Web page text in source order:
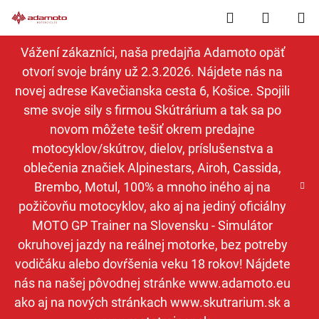
na
obsah
Vážení zákazníci, naša predajňa Adamoto opäť
otvorí svoje brány už 2.3.2026. Nájdete nás na
novej adrese Kavečianska cesta 6, Košice. Spojili
sme svoje sily s firmou Skútrárium a tak sa po
novom môžete tešiť okrem predajne
motocyklov/skútrov, dielov, príslušenstva a
oblečenia značiek Alpinestars, Airoh, Cassida,
Brembo, Motul, 100% a mnoho iného aj na
požičovňu motocyklov, ako aj na jediný oficiálny
MOTO GP Trainer na Slovensku - Simulátor
okruhovej jazdy na reálnej motorke, bez potreby
vodičáku alebo dovŕšenia veku 18 rokov! Nájdete
nás na našej pôvodnej stránke www.adamoto.eu
ako aj na nových stránkach www.skutrarium.sk a
Hľadať
KOŠÍK